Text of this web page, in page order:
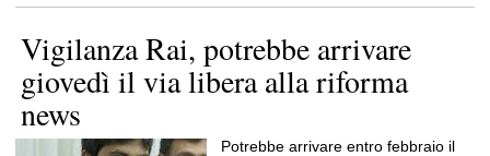
Vigilanza Rai, potrebbe arrivare
giovedì il via libera alla riforma
news
Potrebbe arrivare entro febbraio il